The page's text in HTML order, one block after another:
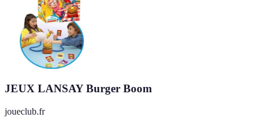
JEUX LANSAY Burger Boom
joueclub.fr